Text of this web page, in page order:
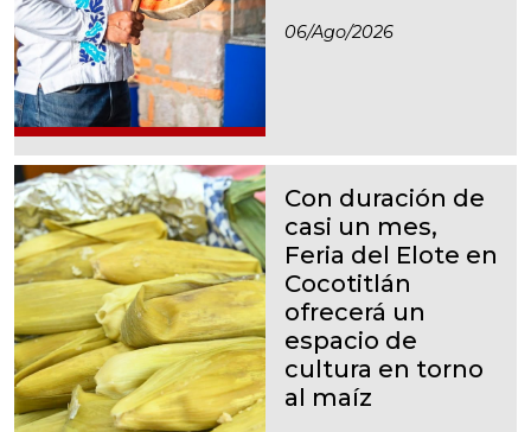
06/ago/2026
Con duración de
casi un mes,
Feria del Elote en
Cocotitlán
ofrecerá un
espacio de
cultura en torno
al maíz